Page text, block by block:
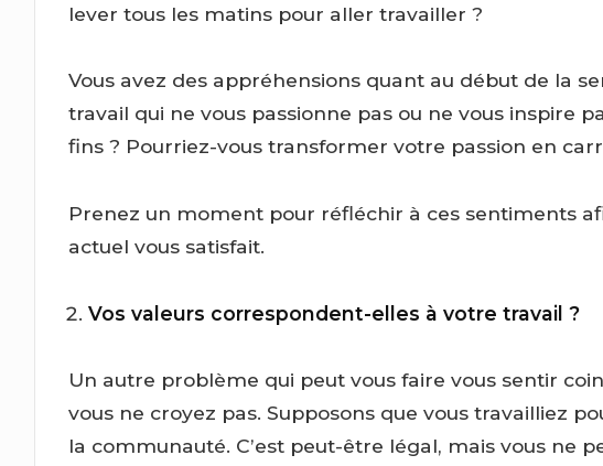
lever tous les matins pour aller travailler ?
Vous avez des appréhensions quant au début de la
travail qui ne vous passionne pas ou ne vous inspire
fins ? Pourriez-vous transformer votre passion en
Prenez un moment pour réfléchir à ces sentiments
actuel vous satisfait.
Vos valeurs correspondent-elles à votre travail ?
Un autre problème qui peut vous faire vous sentir
vous ne croyez pas. Supposons que vous travailliez
la communauté. C’est peut-être légal, mais vous ne